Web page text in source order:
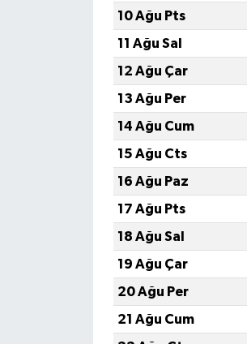
10 Ağu Pts
11 Ağu Sal
12 Ağu Çar
13 Ağu Per
14 Ağu Cum
15 Ağu Cts
16 Ağu Paz
17 Ağu Pts
18 Ağu Sal
19 Ağu Çar
20 Ağu Per
21 Ağu Cum